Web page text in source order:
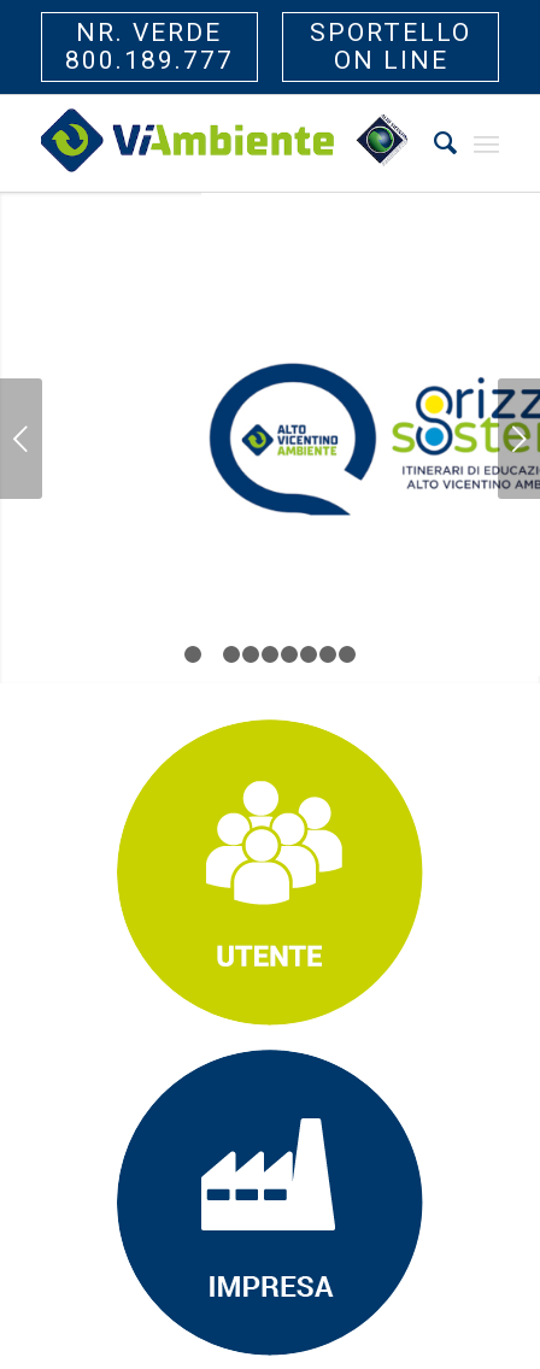
NR. VERDE
800.189.777
SPORTELLO
ON LINE
EDUCAZIONE AMBIENTALE
AVA si impegna nell’educazione ambientale nelle scuole: tante
proposte, ancora più classi coinvolte
Succ
1 2 3